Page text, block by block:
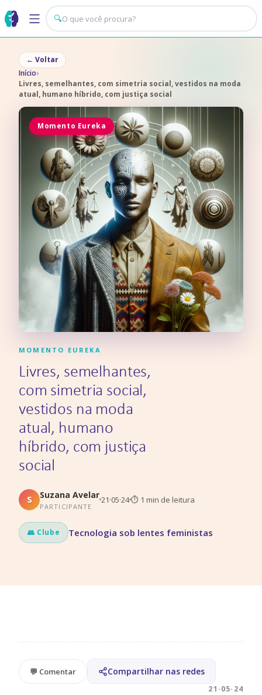
🔍
← Voltar
Início›
Livres, semelhantes, com simetria social, vestidos na moda
atual, humano híbrido, com justiça social
Momento Eureka
MOMENTO EUREKA
Livres, semelhantes,
com simetria social,
vestidos na moda
atual, humano
híbrido, com justiça
social
S Suzana Avelar
PARTICIPANTE
21·05·24⏱ 1 min de leitura
👥 Clube Tecnologia sob lentes feministas
💬 Comentar Compartilhar nas redes
21·05·24